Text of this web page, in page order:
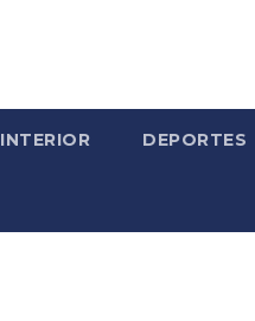
INTERIOR DEPORTES